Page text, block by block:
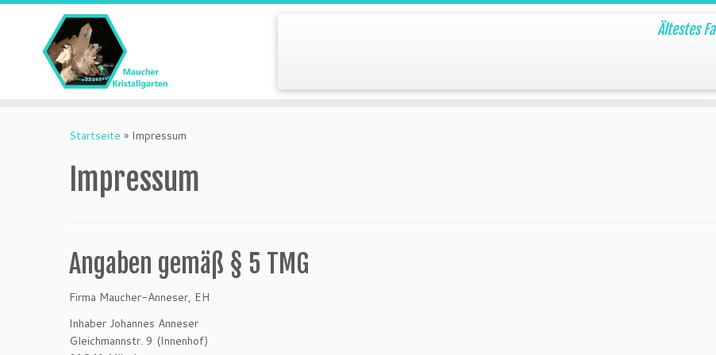
Ältestes
Startseite » Impressum
Impressum
Angaben gemäß § 5 TMG
Firma Maucher-Anneser, EH
Inhaber Johannes Anneser
Gleichmannstr. 9 (Innenhof)